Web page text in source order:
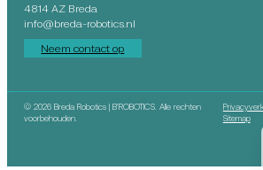
4814 AZ Breda
info@breda-robotics.nl
Neem contact op
©2026 Breda Robotics | B’ROBOTICS. Alle rechten
voorbehouden.
Sitemap